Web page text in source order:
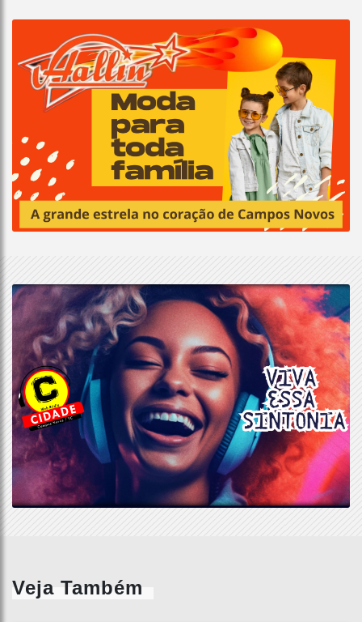
Veja Também